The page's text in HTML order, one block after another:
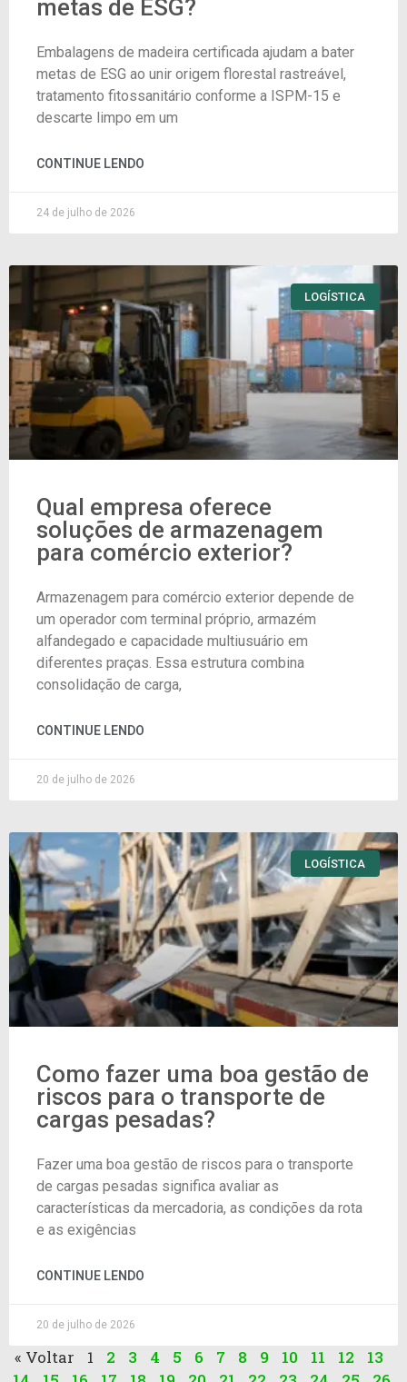
metas de ESG?
Embalagens de madeira certificada ajudam a bater
metas de ESG ao unir origem florestal rastreável,
tratamento fitossanitário conforme a ISPM-15 e
descarte limpo em um
CONTINUE LENDO
24 de julho de 2026
LOGÍSTICA
Qual empresa oferece
soluções de armazenagem
para comércio exterior?
Armazenagem para comércio exterior depende de
um operador com terminal próprio, armazém
alfandegado e capacidade multiusuário em
diferentes praças. Essa estrutura combina
consolidação de carga,
CONTINUE LENDO
20 de julho de 2026
LOGÍSTICA
Como fazer uma boa gestão de
riscos para o transporte de
cargas pesadas?
Fazer uma boa gestão de riscos para o transporte
de cargas pesadas significa avaliar as
características da mercadoria, as condições da rota
e as exigências
CONTINUE LENDO
20 de julho de 2026
« Voltar 1 2 3 4 5 6 7 8 9 10 11 12
13